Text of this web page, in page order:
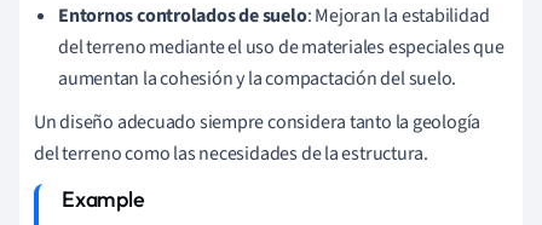
Entornos controlados de suelo: Mejoran la estabilidad
del terreno mediante el uso de materiales especiales que
aumentan la cohesión y la compactación del suelo.
Un diseño adecuado siempre considera tanto la geología
del terreno como las necesidades de la estructura.